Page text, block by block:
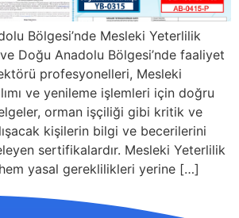
Bölgesi’nde Mesleki Yeterlilik
ve Doğu Anadolu Bölgesi’nde faaliyet
profesyonelleri, Mesleki
ve yenileme işlemleri için doğru
orman işçiliği gibi kritik ve
kişilerin bilgi ve becerilerini
sertifikalardır. Mesleki Yeterlilik
yasal gereklilikleri yerine […]